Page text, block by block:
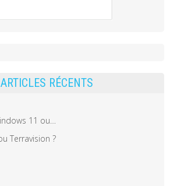
ARTICLES RÉCENTS
11 ou…
Terravision ?